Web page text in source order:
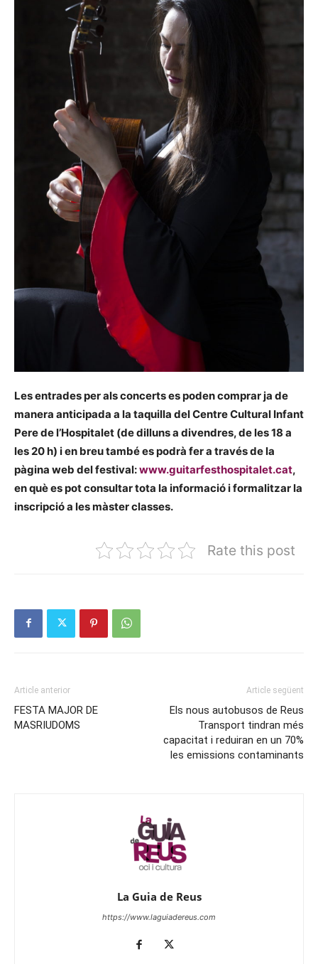
Les entrades per als concerts es poden comprar ja de
manera anticipada a la taquilla del Centre Cultural Infant
Pere de l’Hospitalet (de dilluns a divendres, de les 18 a
les 20 h) i en breu també es podrà fer a través de la
pàgina web del festival:www.guitarfesthospitalet.cat,
en què es pot consultar tota la informació i formalitzar la
inscripció a les màster classes.
Rate this post
Article anterior
FESTA MAJOR DE
MASRIUDOMS
Article següent
Els nous autobusos de Reus
Transport tindran més
capacitat i reduiran en un 70%
les emissions contaminants
La Guia de Reus
https://www.laguiadereus.com